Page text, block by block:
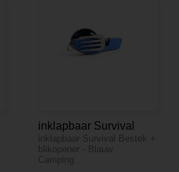
inklapbaar Survival
Bestek + blikopener -
Blauw
inklapbaar Survival Bestek +
blikopener - Blauw
Camping…